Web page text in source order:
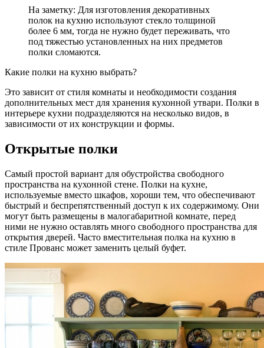
На заметку: Для изготовления декоративных
полок на кухню используют стекло толщиной
более 6 мм, тогда не нужно будет переживать, что
под тяжестью установленных на них предметов
полки сломаются.
Какие полки на кухню выбрать?
Это зависит от стиля комнаты и необходимости создания
дополнительных мест для хранения кухонной утвари. Полки в
интерьере кухни подразделяются на несколько видов, в
зависимости от их конструкции и формы.
Открытые полки
Самый простой вариант для обустройства свободного
пространства на кухонной стене. Полки на кухне,
используемые вместо шкафов, хороши тем, что обеспечивают
быстрый и беспрепятственный доступ к их содержимому. Они
могут быть размещены в малогабаритной комнате, перед
ними не нужно оставлять много свободного пространства для
открытия дверей. Часто вместительная полка на кухню в
стиле Прованс может заменить целый буфет.